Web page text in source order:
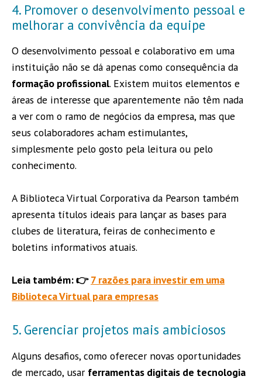
4. Promover o desenvolvimento pessoal e
melhorar a convivência da equipe
O desenvolvimento pessoal e colaborativo em uma
instituição não se dá apenas como consequência da
formação profissional. Existem muitos elementos e
áreas de interesse que aparentemente não têm nada
a ver com o ramo de negócios da empresa, mas que
seus colaboradores acham estimulantes,
simplesmente pelo gosto pela leitura ou pelo
conhecimento.
A Biblioteca Virtual Corporativa da Pearson também
apresenta títulos ideais para lançar as bases para
clubes de literatura, feiras de conhecimento e
boletins informativos atuais.
Leia também: 👉7 razões para investir em uma
Biblioteca Virtual para empresas
5. Gerenciar projetos mais ambiciosos
Alguns desafios, como oferecer novas oportunidades
de mercado, usar ferramentas digitais de tecnologia